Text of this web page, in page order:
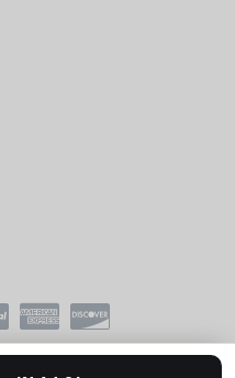
, All Rights Reserved